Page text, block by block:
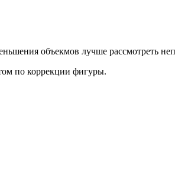
объекмов лучше рассмотреть
по коррекции фигуры.